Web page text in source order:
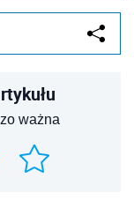
ważna